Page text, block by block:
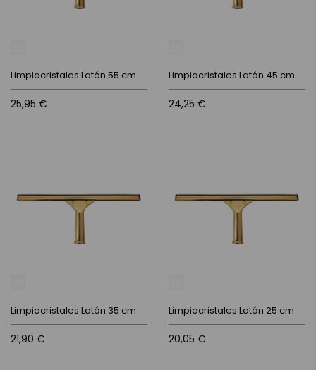
Limpiacristales Latón 55 cm
25,95 €
Limpiacristales Latón 45 cm
24,25 €
Limpiacristales Latón 35 cm
21,90 €
Limpiacristales Latón 25 cm
20,05 €